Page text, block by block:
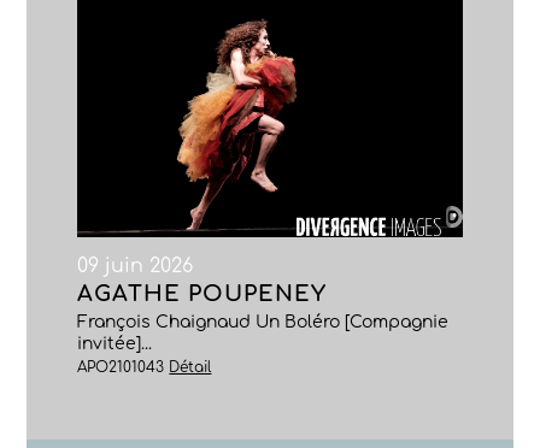
09 juin 2026
AGATHE POUPENEY
François Chaignaud Un Boléro [Compagnie
invitée]...
APO2101043 Détail